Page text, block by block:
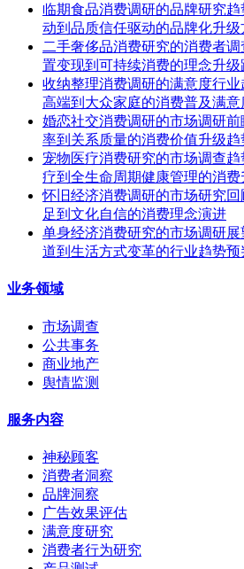
临期食品消费调研的品牌研究
动到品质信任驱动的品牌化升级
二手奢侈品消费研究的消费者
置变现到可持续消费的理念升级
收纳整理消费调研的满意度行
高端到大众家庭的消费普及满意
婚恋社交消费调研的市场调研
率到关系质量的消费价值升级趋
宠物医疗消费研究的市场调查
疗到全生命周期健康管理的消费
怀旧经济消费调研的市场研究
足到文化自信的消费理念演进
单身经济消费研究的市场调研
道到生活方式变革的行业趋势预
业务领域
市场调查
公共事务
商业地产
舆情监测
服务内容
神秘顾客
消费者洞察
品牌洞察
广告效果评估
满意度研究
消费者行为研究